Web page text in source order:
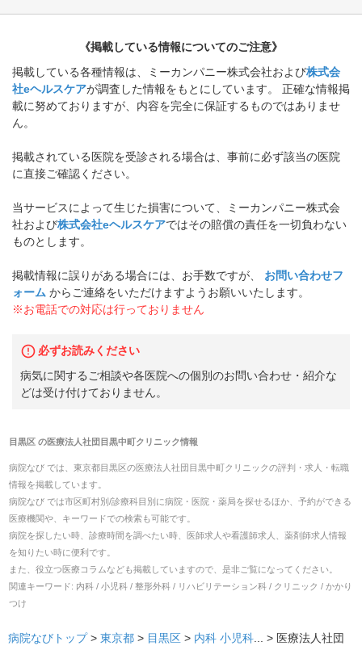
《掲載している情報についてのご注意》
掲載している各種情報は、ミーカンパニー株式会社および株式会
社eヘルスケアが調査した情報をもとにしています。 正確な情報掲
載に努めておりますが、内容を完全に保証するものではありませ
ん。
掲載されている医院を受診される場合は、事前に必ず該当の医院
に直接ご確認ください。
当サービスによって生じた損害について、ミーカンパニー株式会
社および株式会社eヘルスケアではその賠償の責任を一切負わない
ものとします。
掲載情報に誤りがある場合には、お手数ですが、
お問い合わせフ
ォーム からご連絡をいただけますようお願いいたします。
※お電話での対応は行っておりません
必ずお読みください
病気に関するご相談や各医院への個別のお問い合わせ・紹介な
どは受け付けておりません。
目黒区の医療法人社団目黒中町クリニック情報
病院なび では、 東京都目黒区の医療法人社団目黒中町クリニックの評判・求人・転職
情報を掲載しています。
病院なび では市区町村別/診療科目別に病院・医院・薬局を探せるほか、予約ができる
医療機関や、キーワードでの検索も可能です。
病院を探したい時、診療時間を調べたい時、医師求人や看護師求人、薬剤師求人情報
を知りたい時に便利です。
また、役立つ医療コラムなども掲載していますので、是非ご覧になってください。
関連キーワード: 内科 / 小児科 / 整形外科 / リハビリテーション科 / クリニック / かかり
つけ
病院なびトップ> 東京都 > 目黒区 > 内科 小児科 ... > 医療法人社団